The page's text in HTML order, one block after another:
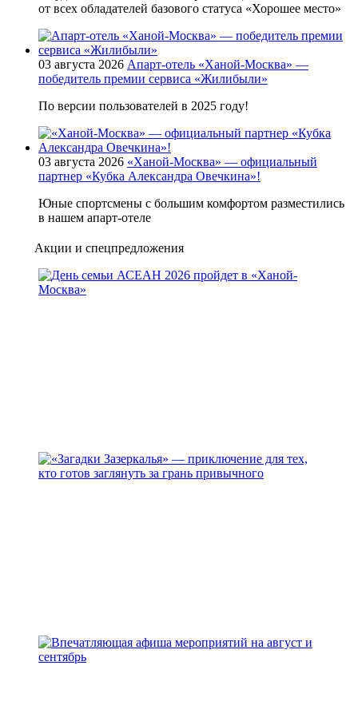
от всех обладателей базового статуса «Хорошее место»
03 августа 2026 Апарт-отель «Ханой-Москва» —
победитель премии сервиса «Жилибыли»
По версии пользователей в 2025 году!
03 августа 2026 «Ханой-Москва» — официальный
партнер «Кубка Александра Овечкина»!
Юные спортсмены с большим комфортом разместились
в нашем апарт-отеле
Акции и спецпредложения